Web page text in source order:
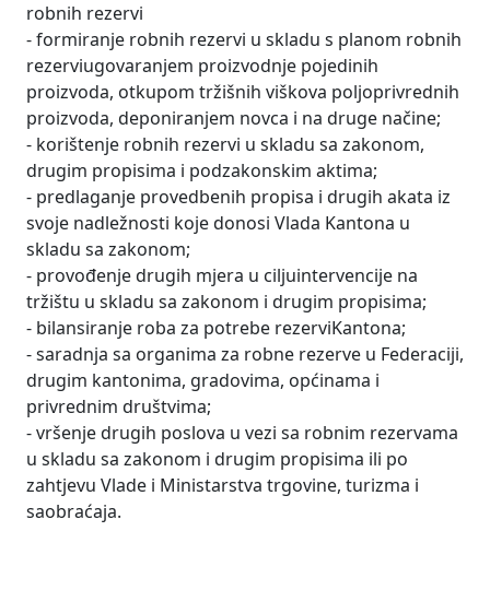
robnih rezervi
- formiranje robnih rezervi u skladu s planom robnih
rezerviugovaranjem proizvodnje pojedinih
proizvoda, otkupom tržišnih viškova poljoprivrednih
proizvoda, deponiranjem novca i na druge načine;
- korištenje robnih rezervi u skladu sa zakonom,
drugim propisima i podzakonskim aktima;
- predlaganje provedbenih propisa i drugih akata iz
svoje nadležnosti koje donosi Vlada Kantona u
skladu sa zakonom;
- provođenje drugih mjera u ciljuintervencije na
tržištu u skladu sa zakonom i drugim propisima;
- bilansiranje roba za potrebe rezerviKantona;
- saradnja sa organima za robne rezerve u Federaciji,
drugim kantonima, gradovima, općinama i
privrednim društvima;
- vršenje drugih poslova u vezi sa robnim rezervama
u skladu sa zakonom i drugim propisima ili po
zahtjevu Vlade i Ministarstva trgovine, turizma i
saobraćaja.